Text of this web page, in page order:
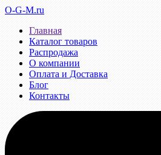
O-G-M.ru
Главная
Каталог товаров
Распродажа
О компании
Оплата и Доставка
Блог
Контакты